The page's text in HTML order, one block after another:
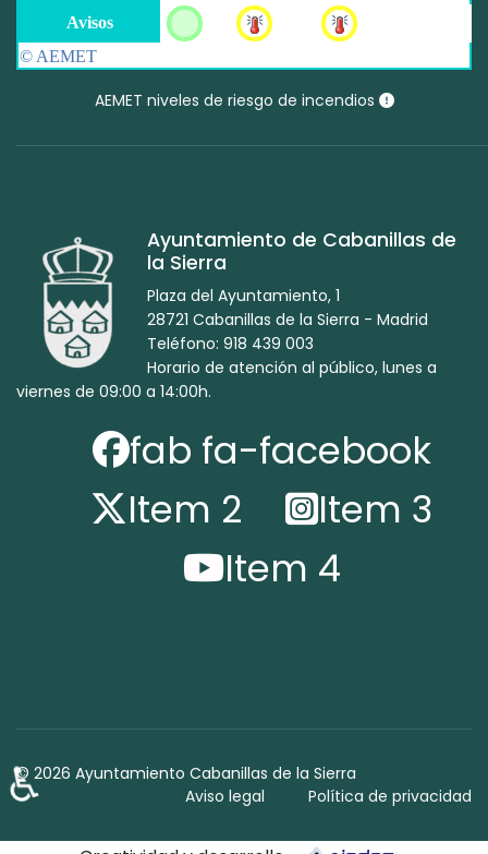
AEMET niveles de riesgo de incendios
Ayuntamiento de Cabanillas de
la Sierra
Plaza del Ayuntamiento, 1
28721 Cabanillas de la Sierra - Madrid
Teléfono: 918 439 003
Horario de atención al público, lunes a
viernes de 09:00 a 14:00h.
fab fa-facebook
Item 2
Item 3
Item 4
© 2026 Ayuntamiento Cabanillas de la Sierra
Aviso legal
Política de privacidad